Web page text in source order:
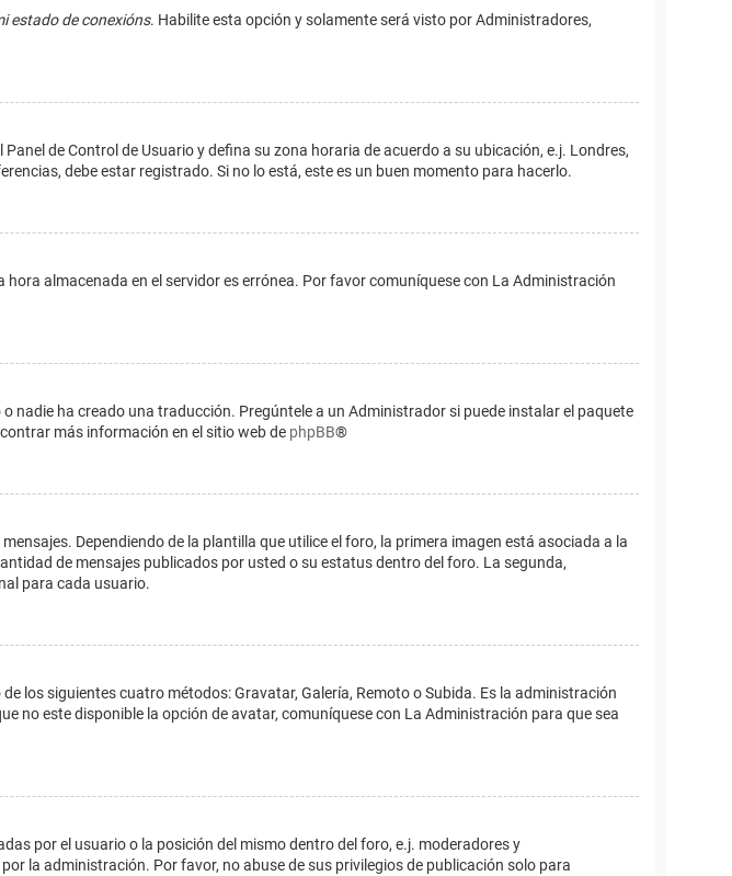
estado de conexións. Habilite esta opción y solamente será visto por Administradores,
de Control de Usuario y defina su zona horaria de acuerdo a su ubicación, e.j. Londres,
debe estar registrado. Si no lo está, este es un buen momento para hacerlo.
almacenada en el servidor es errónea. Por favor comuníquese con La Administración
nadie ha creado una traducción. Pregúntele a un Administrador si puede instalar el paquete
más información en el sitio web de phpBB®
Dependiendo de la plantilla que utilice el foro, la primera imagen está asociada a la
de mensajes publicados por usted o su estatus dentro del foro. La segunda,
para cada usuario.
los siguientes cuatro métodos: Gravatar, Galería, Remoto o Subida. Es la administración
no este disponible la opción de avatar, comuníquese con La Administración para que sea
por el usuario o la posición del mismo dentro del foro, e.j. moderadores y
la administración. Por favor, no abuse de sus privilegios de publicación solo para